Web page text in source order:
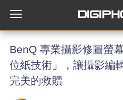
BenQ 專業攝影修圖螢
位紙技術」，讓攝影編
完美的救贖